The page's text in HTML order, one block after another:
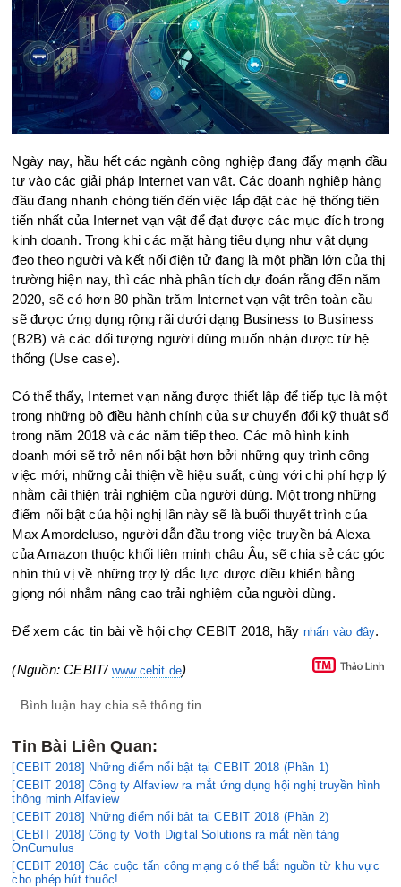
Ngày nay, hầu hết các ngành công nghiệp đang đẩy mạnh đầu
tư vào các giải pháp Internet vạn vật. Các doanh nghiệp hàng
đầu đang nhanh chóng tiến đến việc lắp đặt các hệ thống tiên
tiến nhất của Internet vạn vật để đạt được các mục đích trong
kinh doanh. Trong khi các mặt hàng tiêu dụng như vật dụng
đeo theo người và kết nối điện tử đang là một phần lớn của thị
trường hiện nay, thì các nhà phân tích dự đoán rằng đến năm
2020, sẽ có hơn 80 phần trăm Internet vạn vật trên toàn cầu
sẽ được ứng dụng rộng rãi dưới dạng Business to Business
(B2B) và các đối tượng người dùng muốn nhận được từ hệ
thống (Use case).
Có thể thấy, Internet vạn năng được thiết lập để tiếp tục là một
trong những bộ điều hành chính của sự chuyển đổi kỹ thuật số
trong năm 2018 và các năm tiếp theo. Các mô hình kinh
doanh mới sẽ trở nên nổi bật hơn bởi những quy trình công
việc mới, những cải thiện về hiệu suất, cùng với chi phí hợp lý
nhằm cải thiện trải nghiệm của người dùng. Một trong những
điểm nổi bật của hội nghị lần này sẽ là buổi thuyết trình của
Max Amordeluso, người dẫn đầu trong việc truyền bá Alexa
của Amazon thuộc khối liên minh châu Âu, sẽ chia sẻ các góc
nhìn thú vị về những trợ lý đắc lực được điều khiển bằng
giọng nói nhằm nâng cao trải nghiệm của người dùng.
Để xem các tin bài về hội chợ CEBIT 2018, hãy nhấn vào đây.
(Nguồn: CEBIT/ www.cebit.de)
Bình luận hay chia sẻ thông tin
Tin Bài Liên Quan:
[CEBIT 2018] Những điểm nổi bật tại CEBIT 2018 (Phần 1)
[CEBIT 2018] Công ty Alfaview ra mắt ứng dụng hội nghị truyền hình
thông minh Alfaview
[CEBIT 2018] Những điểm nổi bật tại CEBIT 2018 (Phần 2)
[CEBIT 2018] Công ty Voith Digital Solutions ra mắt nền tảng
OnCumulus
[CEBIT 2018] Các cuộc tấn công mạng có thể bắt nguồn từ khu vực
cho phép hút thuốc!